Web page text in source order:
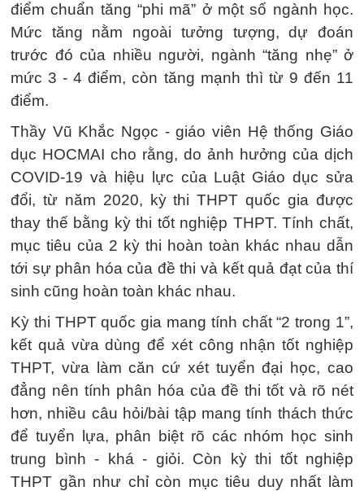
điểm chuẩn tăng “phi mã” ở một số ngành học.
Mức tăng nằm ngoài tưởng tượng, dự đoán
trước đó của nhiều người, ngành “tăng nhẹ” ở
mức 3 - 4 điểm, còn tăng mạnh thì từ 9 đến 11
điểm.
Thầy Vũ Khắc Ngọc - giáo viên Hệ thống Giáo
dục HOCMAI cho rằng, do ảnh hưởng của dịch
COVID-19 và hiệu lực của Luật Giáo dục sửa
đổi, từ năm 2020, kỳ thi THPT quốc gia được
thay thế bằng kỳ thi tốt nghiệp THPT. Tính chất,
mục tiêu của 2 kỳ thi hoàn toàn khác nhau dẫn
tới sự phân hóa của đề thi và kết quả đạt của thí
sinh cũng hoàn toàn khác nhau.
Kỳ thi THPT quốc gia mang tính chất “2 trong 1”,
kết quả vừa dùng để xét công nhận tốt nghiệp
THPT, vừa làm căn cứ xét tuyển đại học, cao
đẳng nên tính phân hóa của đề thi tốt và rõ nét
hơn, nhiều câu hỏi/bài tập mang tính thách thức
để tuyển lựa, phân biệt rõ các nhóm học sinh
trung bình - khá - giỏi. Còn kỳ thi tốt nghiệp
THPT gần như chỉ còn mục tiêu duy nhất làm